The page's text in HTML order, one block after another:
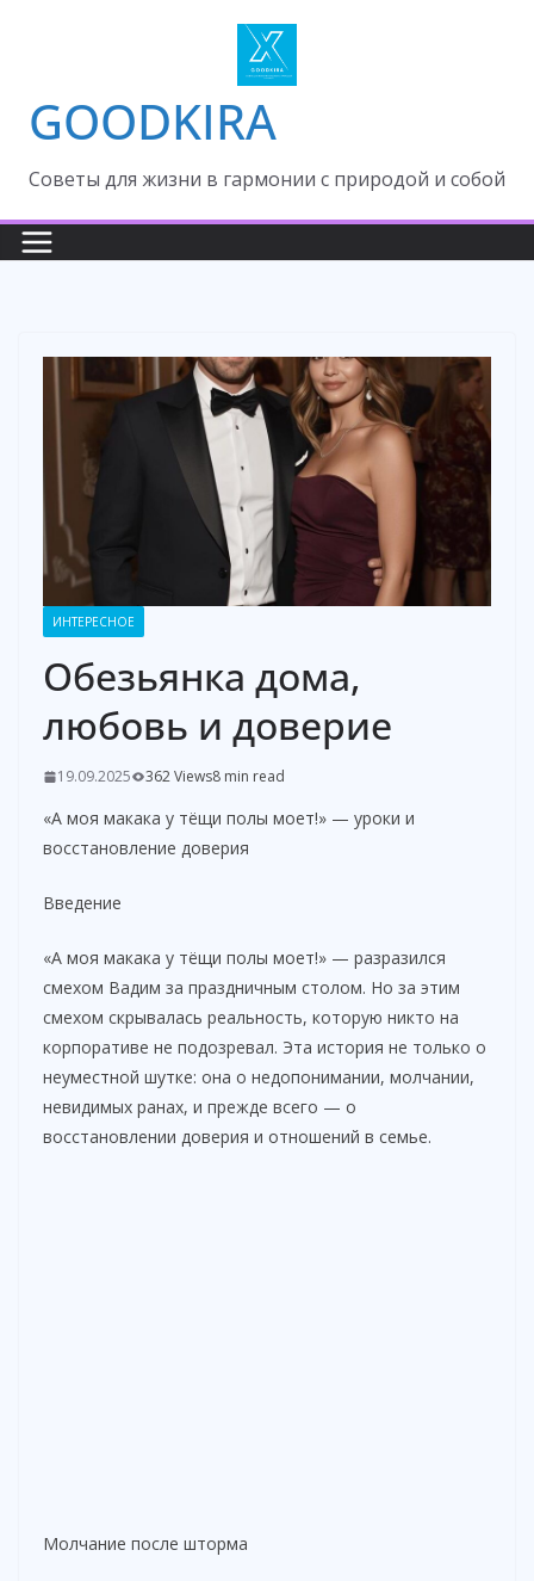
GOODKIRA
Cоветы для жизни в гармонии с природой и собой
ИНТЕРЕСНОЕ
Обезьянка дома,
любовь и доверие
19.09.2025 362 Views8 min read
«А моя макака у тёщи полы моет!» — уроки и
восстановление доверия
Введение
«А моя макака у тёщи полы моет!» — разразился
смехом Вадим за праздничным столом. Но за этим
смехом скрывалась реальность, которую никто на
корпоративе не подозревал. Эта история не только о
неуместной шутке: она о недопонимании, молчании,
невидимых ранах, и прежде всего — о
восстановлении доверия и отношений в семье.
Молчание после шторма